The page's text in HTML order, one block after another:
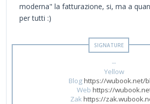
moderna" la fatturazione, si, ma a
per tutti :)
--
Yellow
Bloghttps://wubook.net/
Web https://
Zak https://